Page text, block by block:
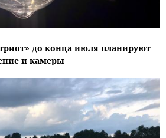
до конца июля планируют
и камеры